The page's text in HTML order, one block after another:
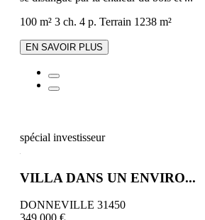
100 m² 3 ch. 4 p. Terrain 1238 m²
EN SAVOIR PLUS
spécial investisseur
VILLA DANS UN ENVIRO...
DONNEVILLE 31450